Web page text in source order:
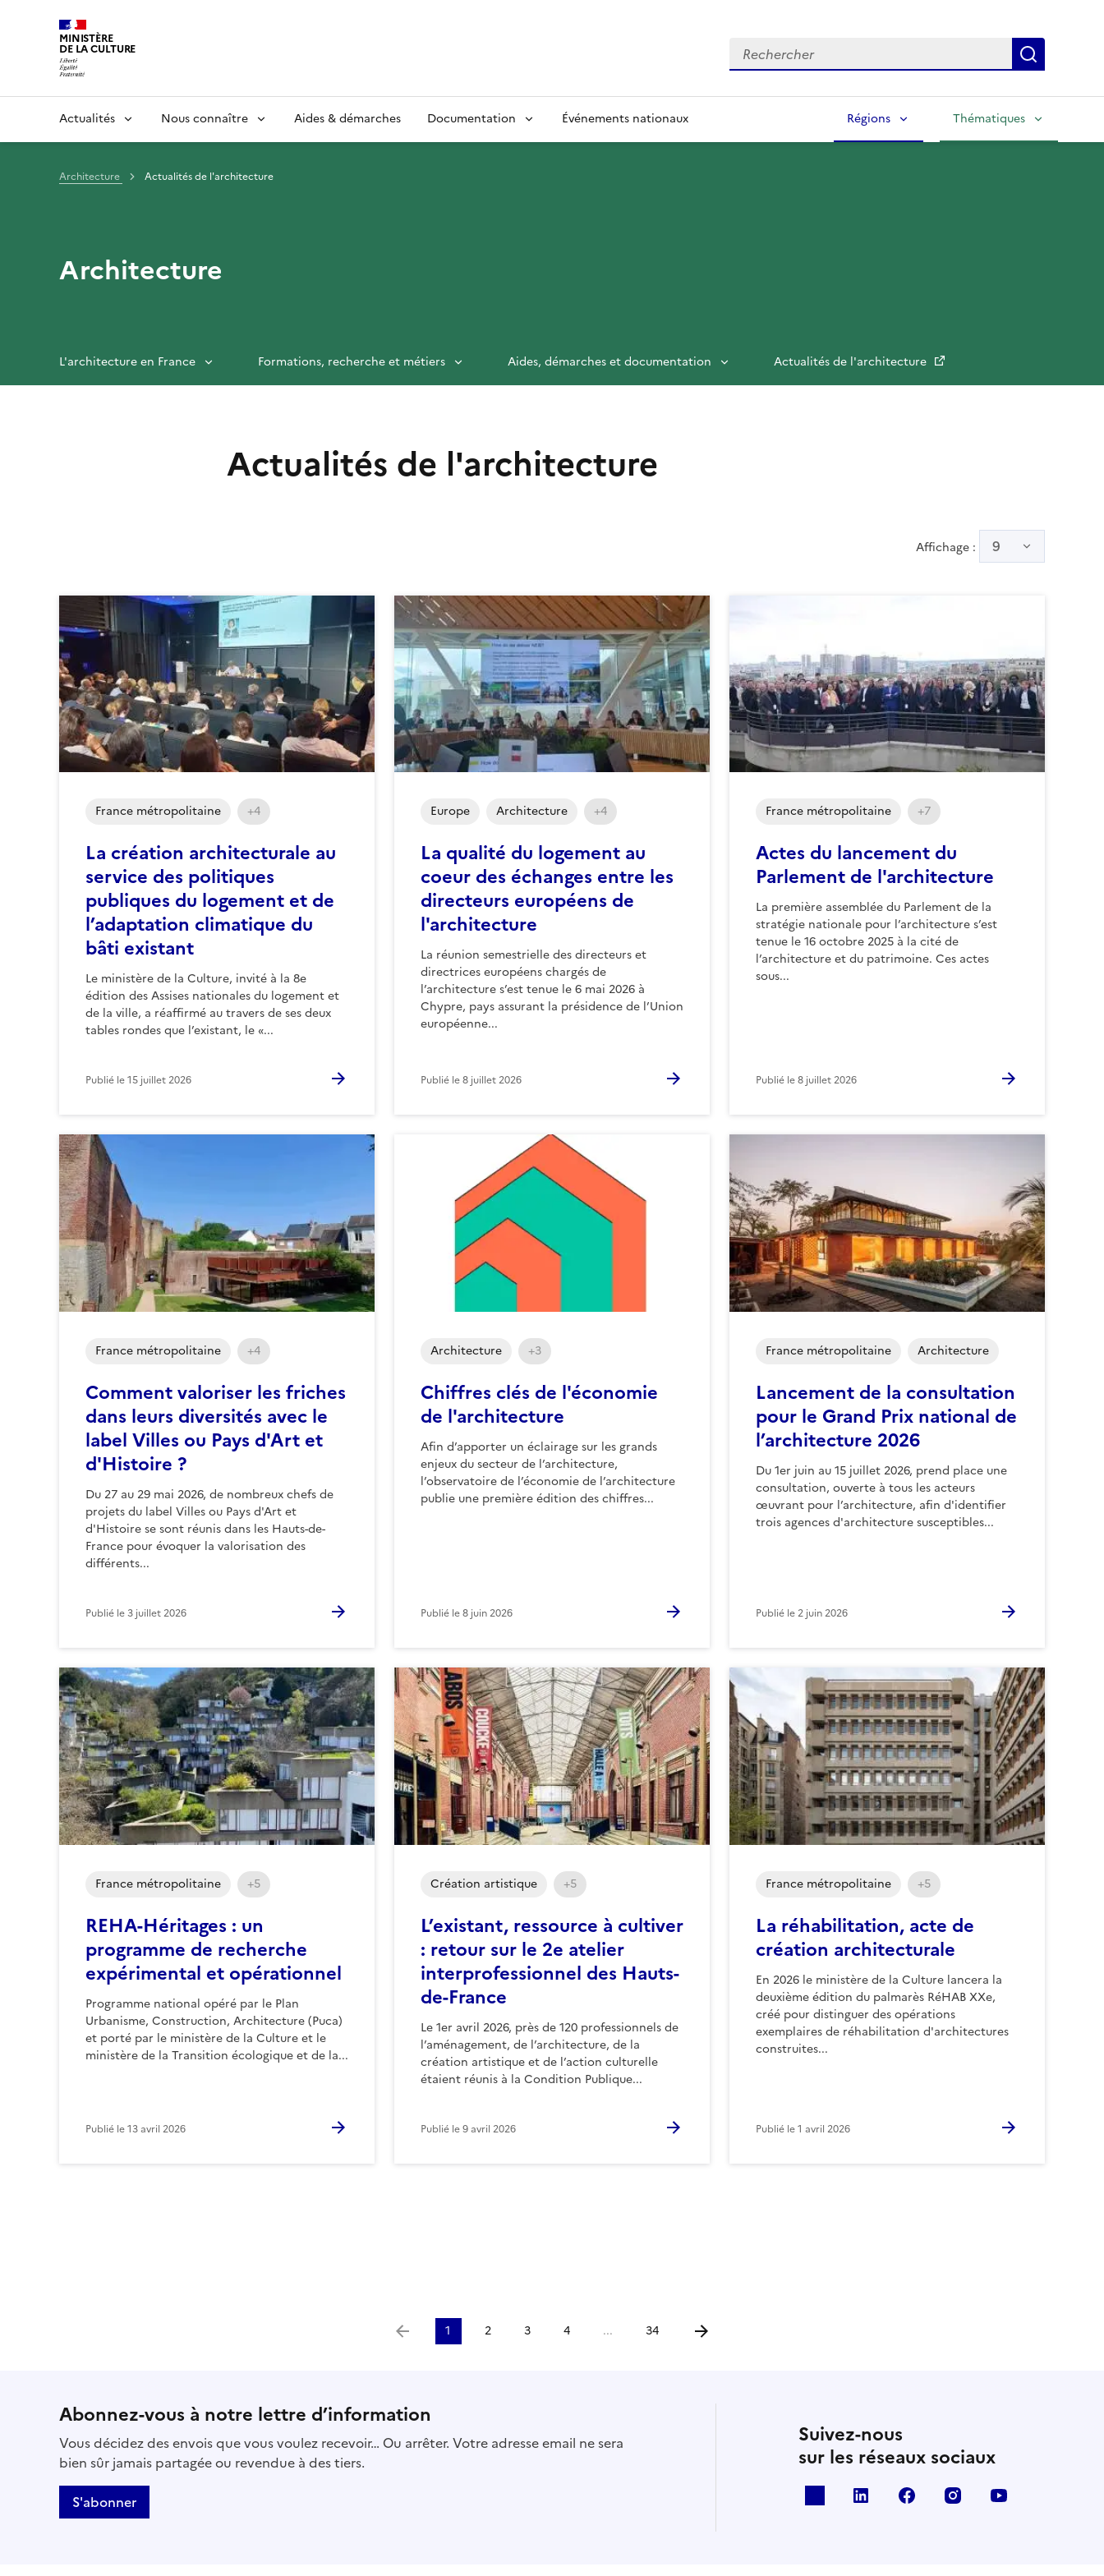
MINISTÈRE
DE LA CULTURE Rechercher
Actualités Nous connaître Aides & démarches Documentation Événements nationaux Régions Thématiques
Architecture Actualités de l'architecture
Architecture
L'architecture en France Formations, recherche et métiers Aides, démarches et documentation Actualités de l'architecture
Actualités de l'architecture
Affichage : 9
La création architecturale au
service des politiques
publiques du logement et de
l’adaptation climatique du
bâti existant
Le ministère de la Culture, invité à la 8e
édition des Assises nationales du logement et
de la ville, a réaffirmé au travers de ses deux
tables rondes que l’existant, le «...
France métropolitaine +4
Publié le15 juillet 2026
La qualité du logement au
coeur des échanges entre les
directeurs européens de
l'architecture
La réunion semestrielle des directeurs et
directrices européens chargés de
l’architecture s’est tenue le 6 mai 2026 à
Chypre, pays assurant la présidence de l’Union
européenne...
Europe Architecture +4
Publié le8 juillet 2026
Actes du lancement du
Parlement de l'architecture
La première assemblée du Parlement de la
stratégie nationale pour l’architecture s’est
tenue le 16 octobre 2025 à la cité de
l’architecture et du patrimoine. Ces actes
sous...
France métropolitaine +7
Publié le8 juillet 2026
Comment valoriser les friches
dans leurs diversités avec le
label Villes ou Pays d'Art et
d'Histoire ?
Du 27 au 29 mai 2026, de nombreux chefs de
projets du label Villes ou Pays d'Art et
d'Histoire se sont réunis dans les Hauts-de-
France pour évoquer la valorisation des
différents...
France métropolitaine +4
Publié le3 juillet 2026
Chiffres clés de l'économie
de l'architecture
Afin d’apporter un éclairage sur les grands
enjeux du secteur de l’architecture,
l’observatoire de l’économie de l’architecture
publie une première édition des chiffres...
Architecture +3
Publié le8 juin 2026
Lancement de la consultation
pour le Grand Prix national de
l’architecture 2026
Du 1er juin au 15 juillet 2026, prend place une
consultation, ouverte à tous les acteurs
œuvrant pour l’architecture, afin d'identifier
trois agences d'architecture susceptibles...
France métropolitaine Architecture
Publié le2 juin 2026
REHA-Héritages : un
programme de recherche
expérimental et opérationnel
Programme national opéré par le Plan
Urbanisme, Construction, Architecture (Puca)
et porté par le ministère de la Culture et le
ministère de la Transition écologique et de la...
France métropolitaine +5
Publié le13 avril 2026
L’existant, ressource à cultiver
: retour sur le 2e atelier
interprofessionnel des Hauts-
de-France
Le 1er avril 2026, près de 120 professionnels de
l’aménagement, de l’architecture, de la
création artistique et de l’action culturelle
étaient réunis à la Condition Publique...
Création artistique +5
Publié le9 avril 2026
La réhabilitation, acte de
création architecturale
En 2026 le ministère de la Culture lancera la
deuxième édition du palmarès RéHAB XXe,
créé pour distinguer des opérations
exemplaires de réhabilitation d'architectures
construites...
France métropolitaine +5
Publié le1 avril 2026
Aller à la page précédente
1 2 3 4 ... 34 Aller à la page suivante
Abonnez-vous à notre lettre d’information
Vous décidez des envois que vous voulez recevoir… Ou arrêter. Votre adresse email ne sera
bien sûr jamais partagée ou revendue à des tiers.
S'abonner
Suivez-nous
sur les réseaux sociaux
linkedin facebook instagram